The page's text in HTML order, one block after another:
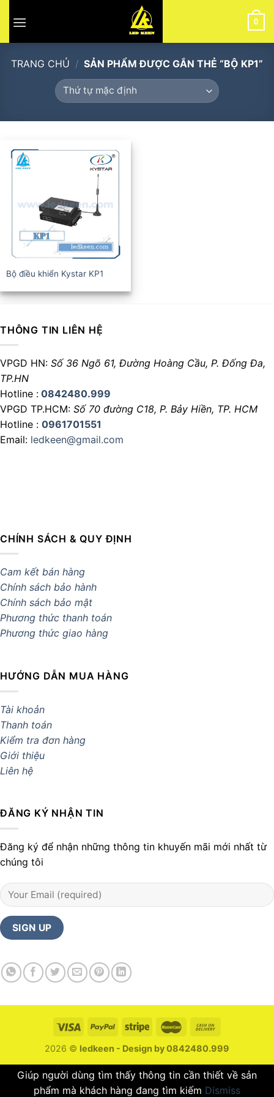
0
TRANG CHỦ / SẢN PHẨM ĐƯỢC GẮN THẺ “BỘ KP1”
Bộ điều khiển Kystar KP1
THÔNG TIN LIÊN HỆ
VPGD HN: Số 36 Ngõ 61, Đường Hoàng Cầu, P. Đống Đa,
TP.HN
Hotline : 0842480.999
VPGD TP.HCM: Số 70 đường C18, P. Bảy Hiền, TP. HCM
Hotline : 0961701551
Email: ledkeen@gmail.com
CHÍNH SÁCH & QUY ĐỊNH
Cam kết bán hàng
Chính sách bảo hành
Chính sách bảo mật
Phương thức thanh toán
Phương thức giao hàng
HƯỚNG DẪN MUA HÀNG
Tài khoản
Thanh toán
Kiểm tra đơn hàng
Giới thiệu
Liên hệ
ĐĂNG KÝ NHẬN TIN
Đăng ký để nhận những thông tin khuyến mãi mới nhất từ
chúng tôi
2026 © ledkeen - Design by 0842480.999
Giúp người dùng tìm thấy thông tin cần thiết về sản
phẩm mà khách hàng đang tìm kiếm Dismiss